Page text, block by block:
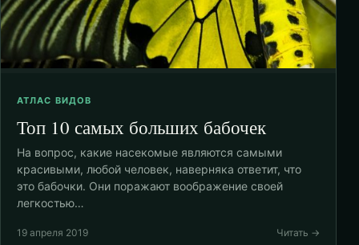
АТЛАС ВИДОВ
Топ 10 самых больших бабочек
На вопрос, какие насекомые являются самыми
красивыми, любой человек, наверняка ответит, что
это бабочки. Они поражают воображение своей
легкостью…
19 апреля 2019 Читать →